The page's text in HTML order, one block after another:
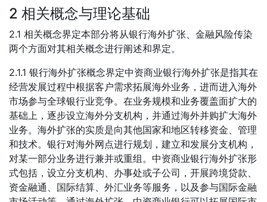
2 相关概念与理论基础
2.1 相关概念界定本部分将从银行海外扩张、金融风险传染
两个方面对其相关概念进行阐述和界定。
2.1.1 银行海外扩张概念界定中资商业银行海外扩张是指其在
经营发展过程中根据客户需求拓展海外业务，进而进入海外
市场参与全球银行业竞争。在业务规模和业务覆盖面扩大的
基础上，逐步设立海外分支机构，并通过海外并购扩大海外
业务。海外扩张的实质是向其他国家和地区转移资金、管理
和技术。银行对海外网点进行规划，建立和发展分支机构，
对某一部分业务进行兼并或重组。中资商业银行海外扩张形
式包括，设立分支机构、办事处或子公司，开展跨境贷款、
资金融通、国际结算、外汇业务等服务，以及参与国际金融